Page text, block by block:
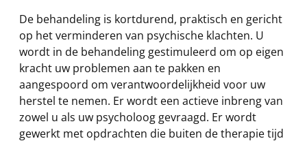
De behandeling is kortdurend, praktisch en gericht
op het verminderen van psychische klachten. U
wordt in de behandeling gestimuleerd om op eigen
kracht uw problemen aan te pakken en
aangespoord om verantwoordelijkheid voor uw
herstel te nemen. Er wordt een actieve inbreng van
zowel u als uw psycholoog gevraagd. Er wordt
gewerkt met opdrachten die buiten de therapie tijd